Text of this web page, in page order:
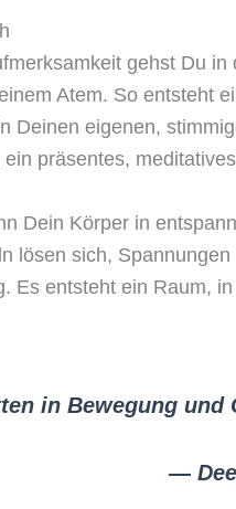
gehst Du
Atem. So entsteht
Deinen eigenen,
präsentes,
Dein Körper in
lösen sich,
Es entsteht ein Raum,
in Bewegung und
—